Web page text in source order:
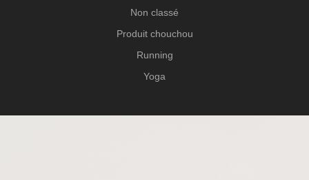
Non classé
Produit chouchou
Running
Yoga